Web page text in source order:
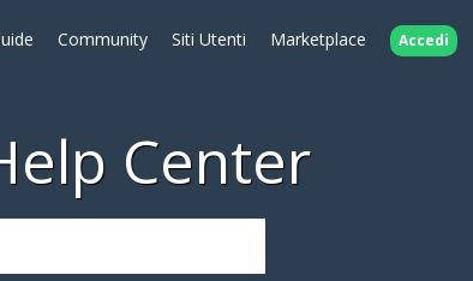
Community Siti Utenti Marketplace Accedi
Center